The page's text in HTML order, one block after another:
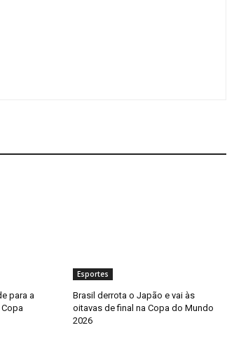
para a
Esportes
Brasil derrota o Japão e vai às
oitavas de final na Copa do Mundo
2026